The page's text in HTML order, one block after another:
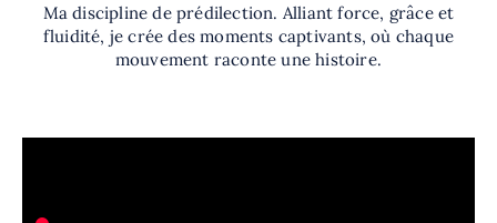
Ma discipline de prédilection. Alliant force, grâce et
fluidité, je crée des moments captivants, où chaque
mouvement raconte une histoire.